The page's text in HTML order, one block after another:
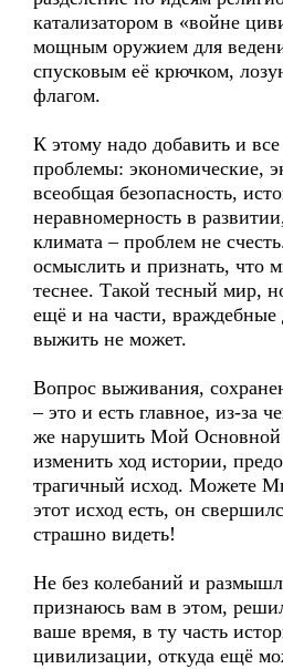
катализатором в «войне
мощным оружием для
спусковым её крючком,
флагом.
К этому надо добавить и все
проблемы: экономические,
всеобщая безопасность,
неравномерность в
климата – проблем не
осмыслить и признать, что
теснее. Такой тесный мир,
ещё и на части, враждебные
выжить не может.
Вопрос выживания,
– это и есть главное, из-за
же нарушить Мой Основной
изменить ход истории,
трагичный исход. Можете
этот исход есть, он
страшно видеть!
Не без колебаний и
признаюсь вам в этом,
ваше время, в ту часть
цивилизации, откуда ещё